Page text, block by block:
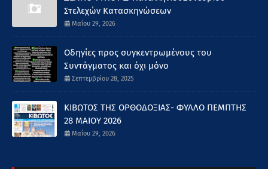
Στελεχών Κατασκηνώσεων
Μαΐου 29, 2026
Οδηγίες προς συγκεντρωμένους του
Συντάγματος και όχι μόνο
Σεπτεμβρίου 28, 2025
ΚΙΒΩΤΟΣ ΤΗΣ ΟΡΘΟΔΟΞΙΑΣ- ΦΥΛΛΟ ΠΕΜΠΤΗΣ
28 ΜΑΙΟΥ 2026
Μαΐου 29, 2026